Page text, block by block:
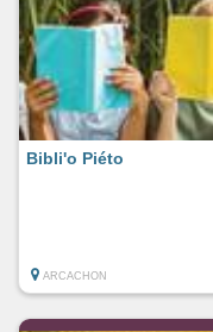
Bibli'o Piéto
ARCACHON